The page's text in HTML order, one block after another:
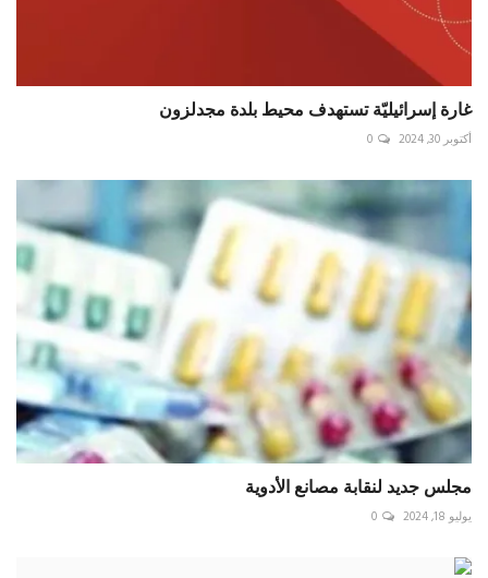
‏غارة إسرائيليّة تستهدف محيط بلدة مجدلزون
أكتوبر 30, 2024 0
مجلس جديد لنقابة مصانع الأدوية
يوليو 18, 2024 0